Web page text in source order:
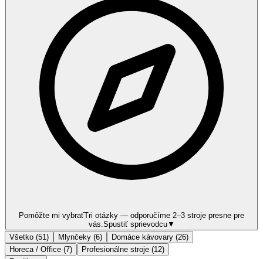
Pomôžte mi vybraťTri otázky — odporučíme 2–3 stroje presne pre
vás. Spustiť sprievodcu▼
Všetko (51 ) Mlynčeky (6) Domáce kávovary (26)
Horeca / Office (7) Profesionálne stroje (12)